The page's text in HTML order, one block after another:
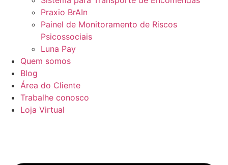
Praxio BrAIn
Painel de Monitoramento de Riscos
Psicossociais
Luna Pay
Quem somos
Blog
Área do Cliente
Trabalhe conosco
Loja Virtual